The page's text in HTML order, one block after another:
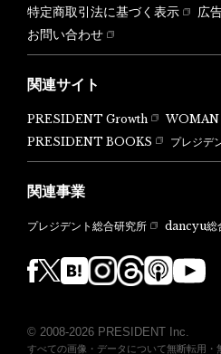
特定商取引法に基づく表示
広
お問い合わせ
関連サイト
PRESIDENT Growth WOMAN
PRESIDENT BOOKS
プレジ
関連事業
プレジデント総合研究所 dancyu総
© 2008-2026 PRESIDENT Inc.
すべての画像・データについて無断転用・